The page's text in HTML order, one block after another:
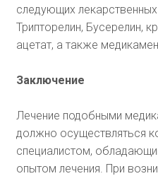
следующих
Трипторелин, Бусерелин,
ацетат, а также
Заключение
Лечение подобными
должно осуществляться
специалистом,
опытом лечения. При